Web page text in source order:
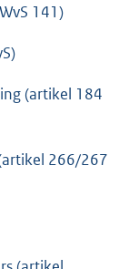
141)
(artikel 184
266/267